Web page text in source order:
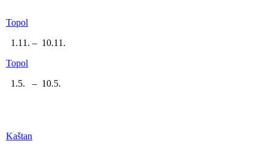
Topol
1.11. – 10.11.
Topol
1.5. – 10.5.
Kaštan